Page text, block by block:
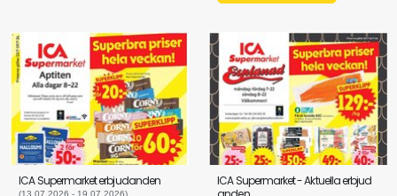
ICA Supermarket erbjudanden
(13.07.2026 - 19.07.2026)
ICA Supermarket - Aktuella erbjud